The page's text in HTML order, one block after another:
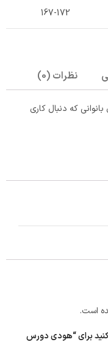
167-172
نظرات (0)
که دنبال کاری
است.
کنید برای “هودی دورس